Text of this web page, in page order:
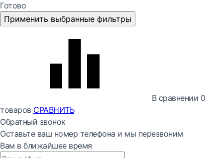
Готово
Применить выбранные фильтры
В сравнении 0
товаров СРАВНИТЬ
Обратный звонок
Оставьте ваш номер телефона и мы перезвоним
Вам в ближайшее время